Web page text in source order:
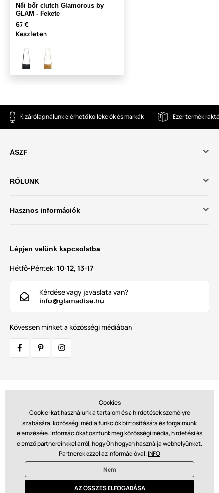
Női bőr clutch Glamorous by
GLAM - Fekete
67 €
Készleten
Kizárólag nálunk elérhető kollekciók és márkák Ezer termék
ÁSZF
RÓLUNK
Hasznos információk
Lépjen velünk kapcsolatba
Hétfő-Péntek: 10-12, 13-17
Kérdése vagy javaslata van?
info@glamadise.hu
Kövessen minket a közösségi médiában
Fizetések:
© 2026 www.glamadise.hu. Technikailag biztosítjaSimplia s.r.o.
Cookies
Cookie-kat használunk a tartalom és a hirdetések személyre
szabására, közösségi média funkciók biztosítására és forgalmunk
elemzésére. Információkat osztunk meg közösségi média, hirdetési és
elemző partnereinkkel arról, hogy Ön hogyan használja webhelyünket.
Partnerek ezzel az információval.INFO
Nem
AZ ÖSSZES ELFOGADÁSA